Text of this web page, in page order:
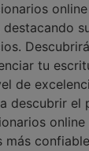
tu
de
descubrir el
online